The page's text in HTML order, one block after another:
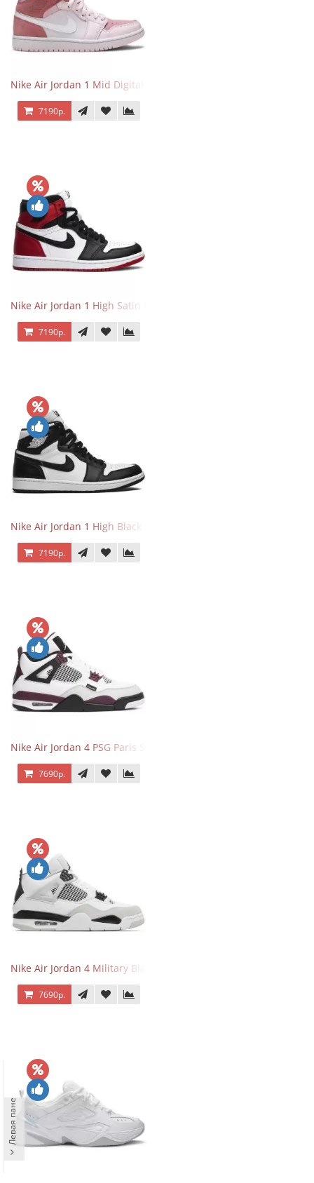
Nike Air Jordan 1 Mid Digital Pink
7190р.
Nike Air Jordan 1 High Satin Black Toe
7190р.
Nike Air Jordan 1 High Black White
7190р.
Nike Air Jordan 4 PSG Paris Saint Germain
7690р.
Nike Air Jordan 4 Military Black
7690р.
Левая панель